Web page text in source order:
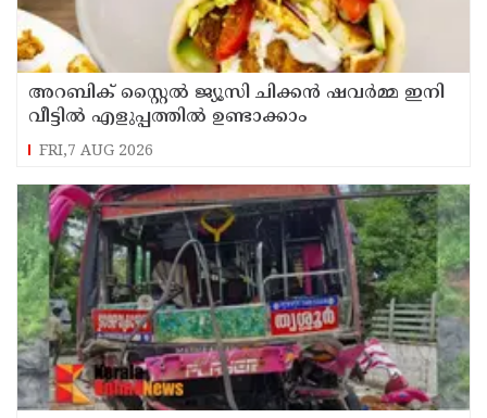
അറബിക് സ്റ്റൈൽ ജ്യൂസി ചിക്കൻ ഷവർമ്മ ഇനി
വീട്ടിൽ എളുപ്പത്തിൽ ഉണ്ടാക്കാം
FRI,7 AUG 2026